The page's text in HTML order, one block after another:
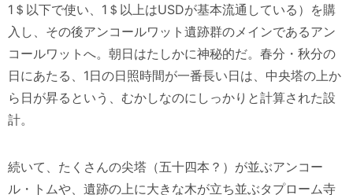
1＄以下で使い、1＄以上はUSDが基本流通している）を購
入し、その後アンコールワット遺跡群のメインであるアン
コールワットへ。朝日はたしかに神秘的だ。春分・秋分の
日にあたる、1日の日照時間が一番長い日は、中央塔の上か
ら日が昇るという、むかしなのにしっかりと計算された設
計。
続いて、たくさんの尖塔（五十四本？）が並ぶアンコー
ル・トムや、遺跡の上に大きな木が立ち並ぶタプローム寺